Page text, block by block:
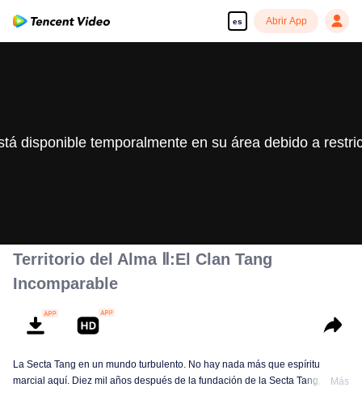
es Abrir App
disponible temporalmente en su área debido a
Territorio del Alma Ⅱ:El Clan Tang
Incomparable
La Secta Tang en un mundo turbulento. No hay nada más que espíritu
marcial aquí. Diez mil años después de la fundación de la Secta Tang, estáMás